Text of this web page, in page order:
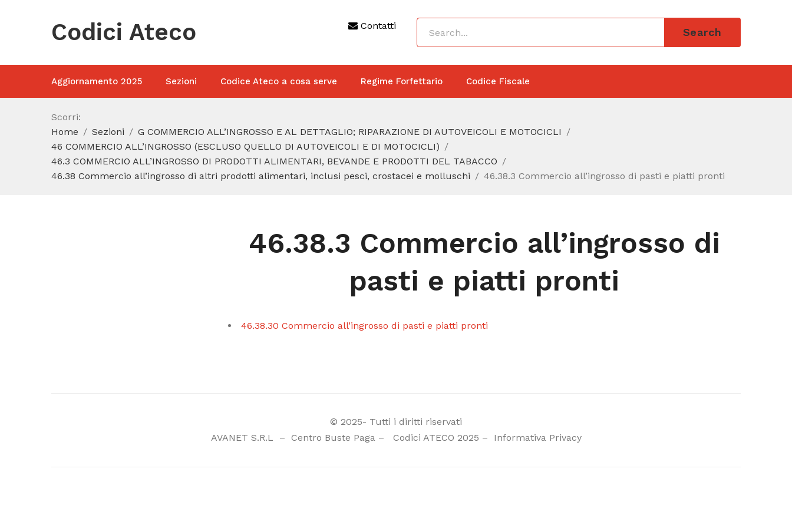
Codici Ateco Contatti
Search
Aggiornamento 2025 Sezioni Codice Ateco a cosa serve Regime Forfettario Codice Fiscale
Scorri:
Home
Sezioni
G COMMERCIO ALL’INGROSSO E AL DETTAGLIO; RIPARAZIONE DI AUTOVEICOLI E MOTOCICLI
46 COMMERCIO ALL’INGROSSO (ESCLUSO QUELLO DI AUTOVEICOLI E DI MOTOCICLI)
46.3 COMMERCIO ALL’INGROSSO DI PRODOTTI ALIMENTARI, BEVANDE E PRODOTTI DEL TABACCO
46.38 Commercio all’ingrosso di altri prodotti alimentari, inclusi pesci, crostacei e molluschi
46.38.3 Commercio all’ingrosso di pasti e piatti pronti
46.38.3 Commercio all’ingrosso di
pasti e piatti pronti
46.38.30 Commercio all’ingrosso di pasti e piatti pronti
© 2025- Tutti i diritti riservati
AVANET S.R.L
– Centro Buste Paga– Codici ATECO 2025 – Informativa Privacy